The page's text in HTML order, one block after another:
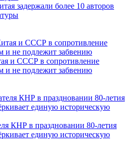
задержали более 10 авторов
и СССР в сопротивление
и не подлежит забвению
КНР в праздновании 80-летия
единую историческую